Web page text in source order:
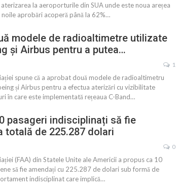
la aeroporturile din SUA unde este noua arețea
noile aprobări acoperă până la 62%…
modele de radioaltimetre utilizate
și Airbus pentru a putea…
1
spune că a aprobat două modele de radioaltimetru
și Airbus pentru a efectua aterizări cu vizibilitate
în care este implementată rețeaua C-Band…
pasageri indisciplinați să fie
totală de 225.287 dolari
0
(FAA) din Statele Unite ale Americii a propus ca 10
să fie amendați cu 225.287 de dolari sub formă de
indisciplinat care implică…